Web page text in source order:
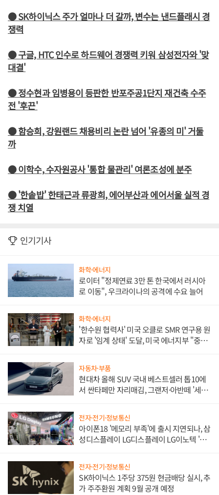
● SK하이닉스 주가 얼마나 더 갈까, 변수는 낸드플래시 경
쟁력
● 구글, HTC 인수로 하드웨어 경쟁력 키워 삼성전자와 '맞
대결'
● 정수현과 임병용이 등판한 반포주공1단지 재건축 수주
전 '후끈'
● 함승희, 강원랜드 채용비리 논란 넘어 '유종의 미' 거둘
까
● 이학수, 수자원공사 '통합 물관리' 여론조성에 분주
● '한솥밥' 한태근과 류광희, 에어부산과 에어서울 실적 경
쟁 치열
인기기사
화학·에너지
로이터 "정제연료 3만 톤 한국에서 러시아
로 이동", 우크라이나의 공격에 수요 늘어
화학·에너지
'한수원 협력사' 미국 오클로 SMR 연구용 원
자로 '임계 상태' 도달, 미국 에너지부 "중요
자동차·부품
현대차 올해 SUV 국내 베스트셀러 톱10에
서 싼타페만 자리매김, 그랜저·아반떼 '세단
전자·전기·정보통신
아이폰18 '메모리 부족'에 출시 지연되나, 삼
성디스플레이 LG디스플레이 LG이노텍 '탈
전자·전기·정보통신
SK하이닉스 1주당 375원 현금배당 실시, 추
가 주주환원 계획 9월 공개 예정